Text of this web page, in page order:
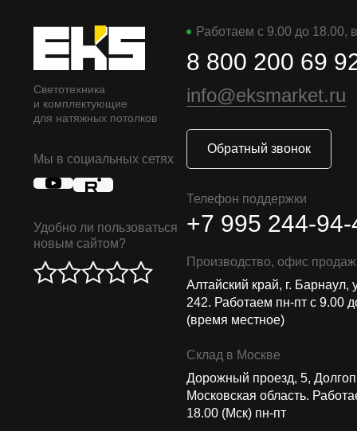
Светотехника
и комплектующие
для натяжных потолков
Мы в социальных сетях
Удобно ли пользоваться
новым сайтом?
Работаем с 9.00 до 18.00,
8 800 200 69
info@eksmarket.ru
Обратный звонок
Телефон поддержки
+7 995 244-94-
Производство, офис
Алтайский край, г. Барнаул,
242. Работаем пн-пт с 9.00
(время местное)
Склад в Москве
Дорожный проезд, 5,
Московская область.
18.00 (Мск) пн-пт